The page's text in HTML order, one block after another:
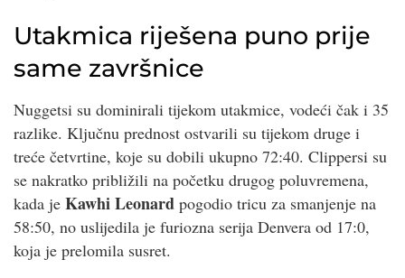
Utakmica riješena puno prije
same završnice
Nuggetsi su dominirali tijekom utakmice, vodeći čak i 35
razlike. Ključnu prednost ostvarili su tijekom druge i
treće četvrtine, koje su dobili ukupno 72:40. Clippersi su
se nakratko približili na početku drugog poluvremena,
kada je Kawhi Leonard pogodio tricu za smanjenje na
58:50, no uslijedila je furiozna serija Denvera od 17:0,
koja je prelomila susret.